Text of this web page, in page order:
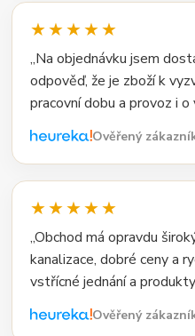
★★★★★
„Na objednávku jsem
odpověď, že je zboží k
pracovní dobu a provoz i o
Ověřený
★★★★★
„Obchod má opravdu
kanalizace, dobré ceny a
vstřícné jednání a
Ověřený